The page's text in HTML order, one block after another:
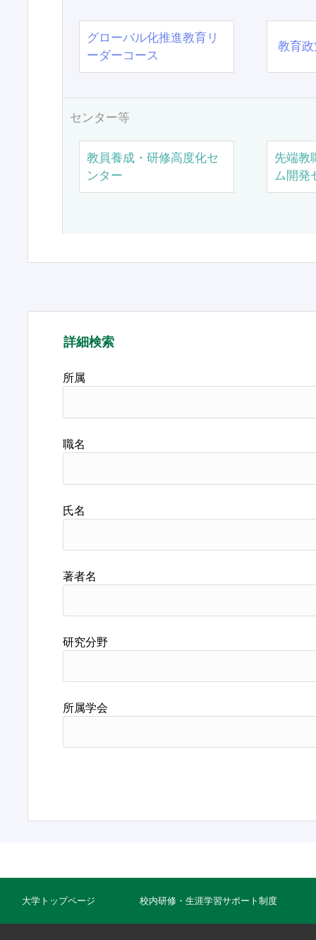
グローバル化推進教育リ
ーダーコース
教育
センター等
教員養成・研修高度化セ
ンター
先端教
ム開発
詳細検索
所属
職名
氏名
著者名
研究分野
所属学会
大学トップページ 校内研修・生涯学習サポート制度